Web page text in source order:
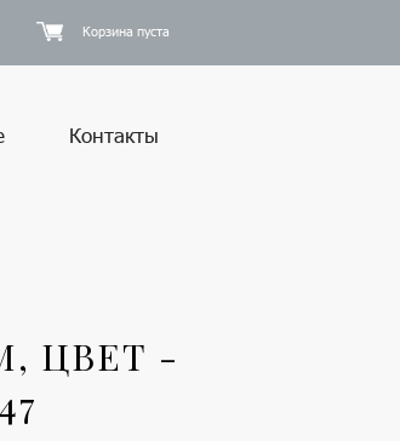
Корзина пуста
Контакты
ЦВЕТ -